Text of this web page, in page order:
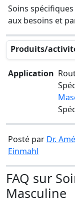
Soins
aux besoins et
Produits/
Application
Posté par Dr.
Einmahl
FAQ sur
Masculine